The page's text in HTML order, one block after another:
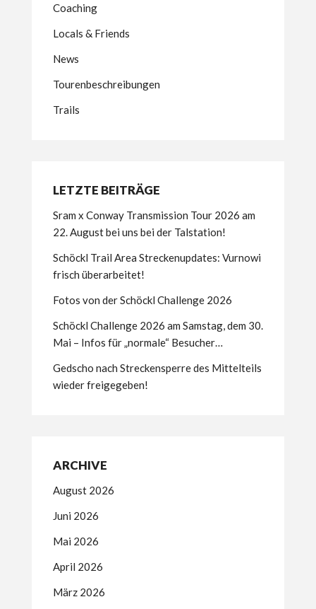
Coaching
Locals & Friends
News
Tourenbeschreibungen
Trails
LETZTE BEITRÄGE
Sram x Conway Transmission Tour 2026 am
22. August bei uns bei der Talstation!
Schöckl Trail Area Streckenupdates: Vurnowi
frisch überarbeitet!
Fotos von der Schöckl Challenge 2026
Schöckl Challenge 2026 am Samstag, dem 30.
Mai – Infos für „normale“ Besucher…
Gedscho nach Streckensperre des Mittelteils
wieder freigegeben!
ARCHIVE
August 2026
Juni 2026
Mai 2026
April 2026
März 2026